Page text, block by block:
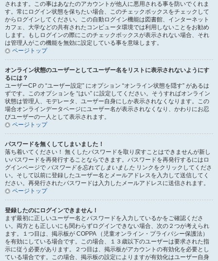
されます。この事はあなたのアカウントが他人に悪用される事を防いでくれま
す。常にログイン状態を保ちたい場合、このチェックボックスをチェックして
からログインしてください。この自動ログイン機能は図書館、インターネット
カフェ、大学などの共有されたコンピュータ環境では利用しないことをお勧め
します。もしログインの際にこのチェックボックスが表示されない場合、それ
は管理人がこの機能を無効に設定している事を意味します。
ページトップ
オンライン状態のユーザーとしてユーザー名をリストに表示されないようにす
るには？
ユーザーCP の “ユーザー設定” にオプション “オンライン状態を隠す” があるは
ずです。このオプションを “はい” に設定してください。そうすればオンライン
状態は管理人、モデレータ、ユーザー自身にしか表示されなくなります。この
場合オンラインデータページにユーザー名が表示されなくなり、かわりにお忍
びユーザーの一人として表示されます。
ページトップ
パスワードを無くしてしまいました！
落ち着いてください！ 無くしたパスワードを取り戻すことはできませんが新し
いパスワードを再発行することならできます。パスワードを再発行するにはロ
グインページで パスワードを忘れてしまいました リンクをクリックしてくださ
い。そして以前に登録したユーザー名とメールアドレスを入力して送信してく
ださい。再発行されたパスワードは入力したメールアドレスに送信されます。
ページトップ
登録したのにログインできません！
まず最初に正しいユーザー名とパスワードを入力しているかをご確認くださ
い。両方とも正しいにも関わらずログインできない場合、次の２つが考えられ
ます。１つ目は、掲示板が COPPA （児童オンライン・プライバシー保護法）
を有効にしている場合です。この場合、１３歳以下のユーザーは要求された指
示に従う必要があります。２つ目は、掲示板がアカウントの有効化を必要とし
ている場合です。この場合、掲示板の設定によりますが有効化はユーザー自身